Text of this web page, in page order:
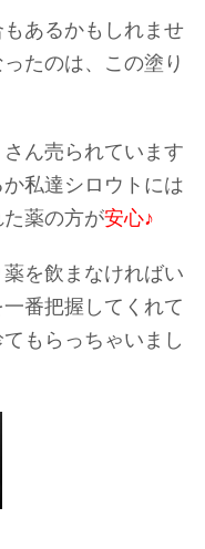
あるかもしれませ
たのは、 この塗り
ん売られています
私達シロウトには
薬の方が安心♪
を飲まなければい
番把握してくれて
てもらっちゃいまし